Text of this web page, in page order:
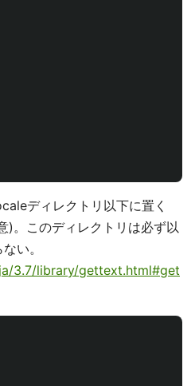
ディレクトリ以下に置く
)。このディレクトリは必ず以
い。
3.7/library/gettext.html#get